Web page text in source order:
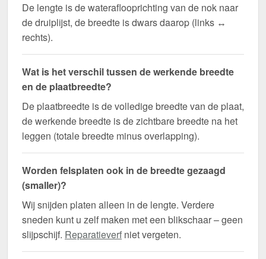
De lengte is de wateraflooprichting van de nok naar
de druiplijst, de breedte is dwars daarop (links ↔
rechts).
Wat is het verschil tussen de werkende breedte
en de plaatbreedte?
De plaatbreedte is de volledige breedte van de plaat,
de werkende breedte is de zichtbare breedte na het
leggen (totale breedte minus overlapping).
Worden felsplaten ook in de breedte gezaagd
(smaller)?
Wij snijden platen alleen in de lengte. Verdere
sneden kunt u zelf maken met een blikschaar – geen
slijpschijf. Reparatieverf niet vergeten.